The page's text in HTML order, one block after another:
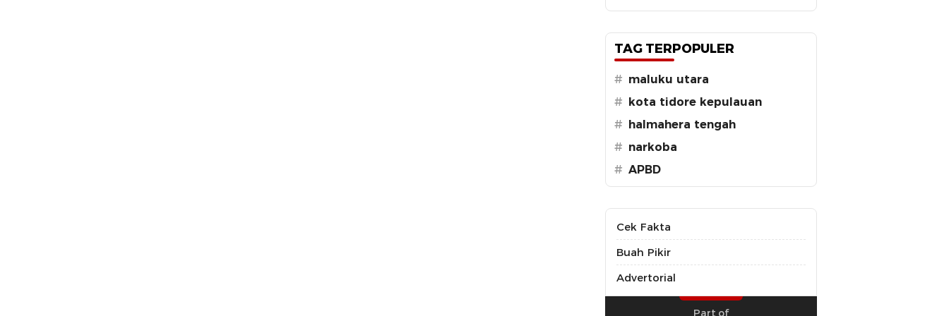
TAG TERPOPULER
# maluku utara
#
kota tidore kepulauan
#
halmahera tengah
# narkoba
# APBD
Cek Fakta
Buah Pikir
Advertorial